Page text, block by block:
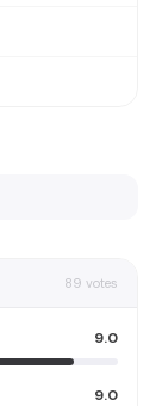
89 votes
9.0
9.0